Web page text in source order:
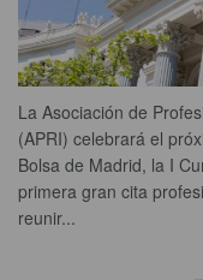
La Asociación de
(APRI) celebrará el
Bolsa de Madrid, la I
primera gran cita
reunir...